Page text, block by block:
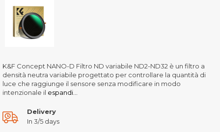
K&F Concept NANO-D Filtro ND variabile ND2-ND32 è un filtro a
densità neutra variabile progettato per controllare la quantità di
luce che raggiunge il sensore senza modificare in modo
intenzionale il espandi...
Delivery
In 3/5 days